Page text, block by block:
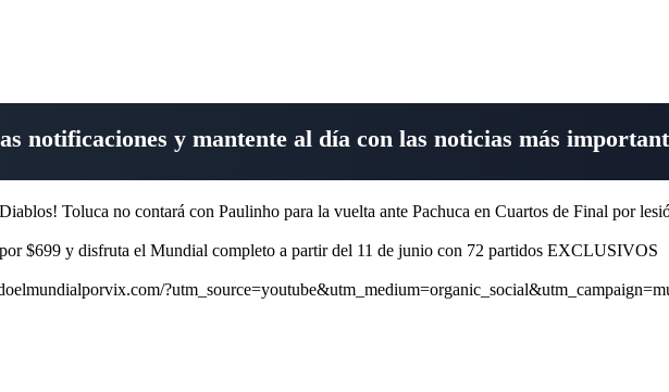
notificaciones y mantente al día con las noticias más
Toluca no contará con Paulinho para la vuelta ante Pachuca en Cuartos de Final por
$699 y disfruta el Mundial completo a partir del 11 de junio con 72 partidos EXCLUSIVOS